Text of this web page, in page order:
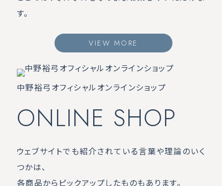
す。
VIEW MORE
中野裕弓オフィシャルオンラインショップ
ONLINE SHOP
ウェブサイトでも紹介されている言葉や理論のいく
つかは、
各商品からピックアップしたものもあります。